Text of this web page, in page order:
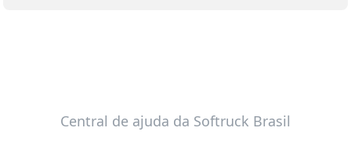
Central de ajuda da Softruck Brasil